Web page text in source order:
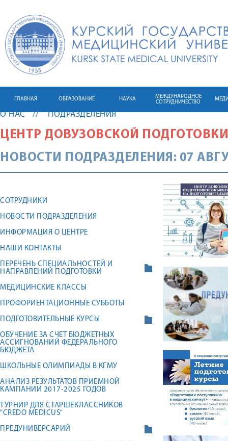
ГЛАВНАЯ ОБРАЗОВАНИЕ НАУКА
МЕЖДУНАРОДНОЕ
СОТРУДНИЧЕСТВО
О НАС ПОДРАЗДЕЛЕНИЯ
ЦЕНТР ДОВУЗОВСКОЙ
НОВОСТИ ПОДРАЗДЕЛЕНИЯ: 07
СОТРУДНИКИ
НОВОСТИ ПОДРАЗДЕЛЕНИЯ
ИНФОРМАЦИЯ О ЦЕНТРЕ
НАШИ КОНТАКТЫ
ПЕРЕЧЕНЬ СПЕЦИАЛЬНОСТЕЙ И
НАПРАВЛЕНИЙ ПОДГОТОВКИ
МЕДИЦИНСКИЕ КЛАССЫ
ПРОФОРИЕНТАЦИОННЫЕ СУББОТЫ
ПОДГОТОВИТЕЛЬНЫЕ КУРСЫ
ОБУЧЕНИЕ ЗА СЧЕТ БЮДЖЕТНЫХ
АССИГНОВАНИЙ ФЕДЕРАЛЬНОГО
БЮДЖЕТА
ШКОЛЬНЫЕ ОЛИМПИАДЫ В КГМУ
АНАЛИЗ РЕЗУЛЬТАТОВ ПРИЕМНОЙ
КАМПАНИИ 2017-2025 ГОДОВ
ТУРНИР ДЛЯ СТАРШЕКЛАССНИКОВ
"СREDO MEDICUS"
ПРЕДУНИВЕРСАРИЙ